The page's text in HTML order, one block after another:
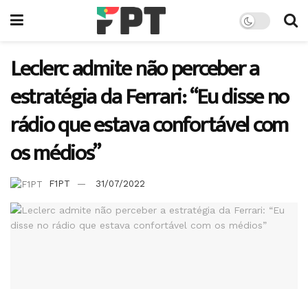
Leclerc admite não perceber a
estratégia da Ferrari: “Eu disse no
rádio que estava confortável com
os médios”
F1PT 31/07/2022